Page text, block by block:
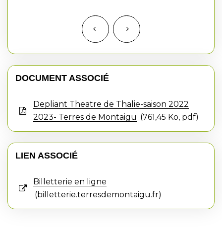
DOCUMENT ASSOCIÉ
Depliant Theatre de Thalie-saison 2022
2023- Terres de Montaigu
761,45 Ko, pdf
LIEN ASSOCIÉ
Billetterie en ligne
billetterie.terresdemontaigu.fr